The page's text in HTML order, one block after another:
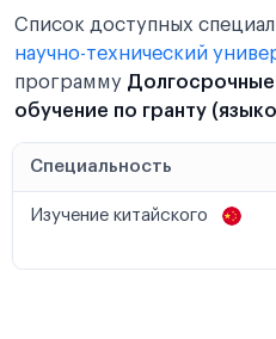
Список доступных
научно-технический
программу
обучение по гранту
Специальность
Изучение китайского